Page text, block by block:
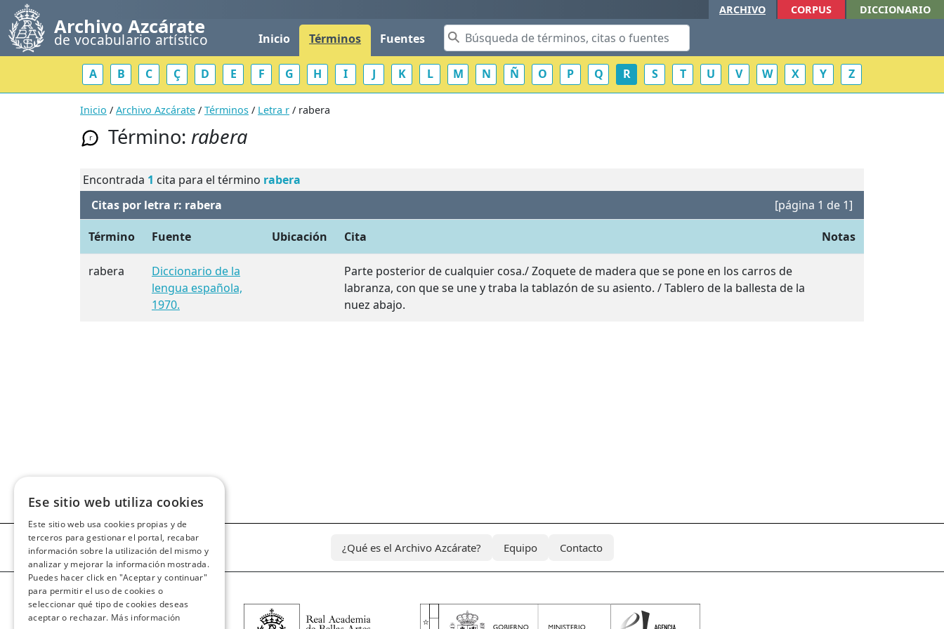
Archivo Azcárate
de vocabulario artístico Inicio Términos Fuentes
ARCHIVO CORPUS DICCIONARIO
A B C Ç D E F G H I J K L M N Ñ O P Q R S T U V W X Y Z
Inicio / Archivo Azcárate / Términos / Letra r / rabera
r Término: rabera
Encontrada 1 cita para el término rabera
Citas por letra r: rabera
[página 1 de 1]
Término Fuente Ubicación Cita Notas
rabera
Diccionario de la
lengua española,
1970.
Parte posterior de cualquier cosa./ Zoquete de madera que se pone en los carros de
labranza, con que se une y traba la tablazón de su asiento. / Tablero de la ballesta de la
nuez abajo.
¿Qué es el Archivo Azcárate? Equipo Contacto
Ese sitio web utiliza cookies
Este sitio web usa cookies propias y de
terceros para gestionar el portal, recabar
información sobre la utilización del mismo y
analizar y mejorar la información mostrada.
Puedes hacer click en "Aceptar y continuar"
para permitir el uso de cookies o
seleccionar qué tipo de cookies deseas
aceptar o rechazar. Más información